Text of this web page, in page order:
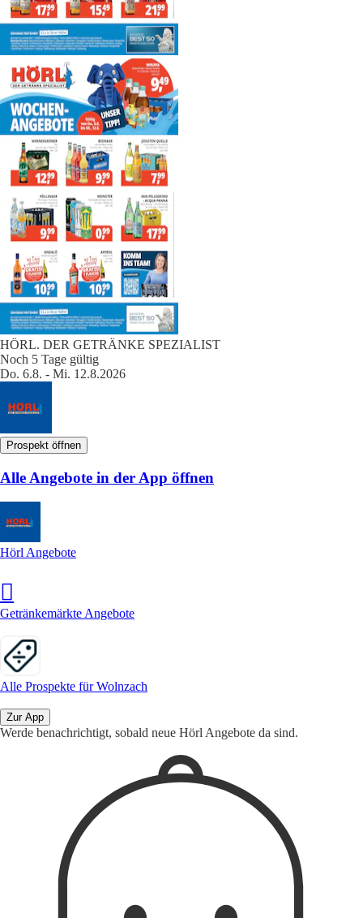
HÖRL. DER GETRÄNKE SPEZIALIST
Noch 5 Tage gültig
Do. 6.8. - Mi. 12.8.2026
Prospekt öffnen
Alle Angebote in der App öffnen
Hörl Angebote
Getränkemärkte Angebote
Alle Prospekte für Wolnzach
Zur App
Werde benachrichtigt, sobald neue Hörl Angebote da sind.